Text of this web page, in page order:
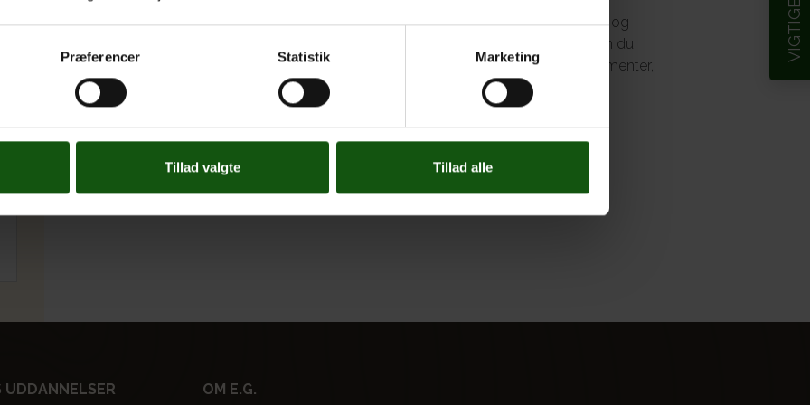
Præferencer Statistik Marketing
Tillad valgte Tillad alle
Hvad får du ud af at vælge filosofi? Forhåbentlig en skærpet opmærksomhed på og
forståelse for din omverden, dit samfund og dine medmennesker. Derudover kan du
blive bedre til at argumentere og til at gennemskue ugyldige og irrelevante argumenter,
både i tekst og tale.
UDDANNELSER OM E.G.